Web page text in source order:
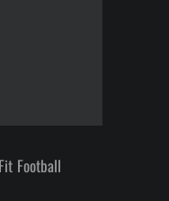
Football